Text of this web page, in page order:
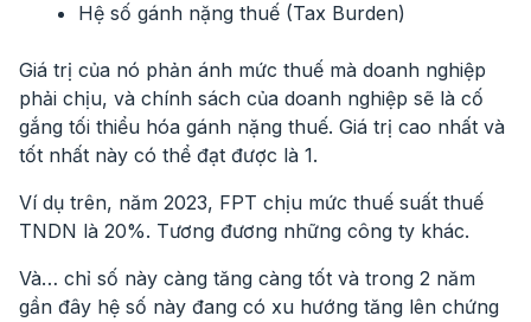
Hệ số gánh nặng thuế (Tax Burden)
Giá trị của nó phản ánh mức thuế mà doanh nghiệp
phải chịu, và chính sách của doanh nghiệp sẽ là cố
gắng tối thiểu hóa gánh nặng thuế. Giá trị cao nhất và
tốt nhất này có thể đạt được là 1.
Ví dụ trên, năm 2023, FPT chịu mức thuế suất thuế
TNDN là 20%. Tương đương những công ty khác.
Và… chỉ số này càng tăng càng tốt và trong 2 năm
gần đây hệ số này đang có xu hướng tăng lên chứng